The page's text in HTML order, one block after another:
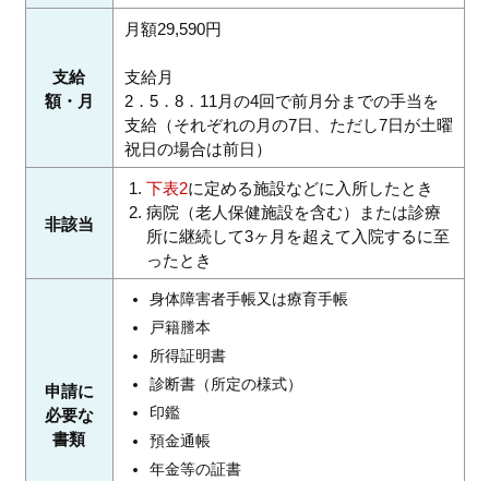
支給
額・月
月額29,590円
支給月
2．5．8．11月の4回で前月分までの手当を
支給（それぞれの月の7日、ただし7日が土曜
祝日の場合は前日）
非該当
下表2に定める施設などに入所したとき
病院（老人保健施設を含む）または診療
所に継続して3ヶ月を超えて入院するに至
ったとき
申請に
必要な
書類
身体障害者手帳又は療育手帳
戸籍謄本
所得証明書
診断書（所定の様式）
印鑑
預金通帳
年金等の証書